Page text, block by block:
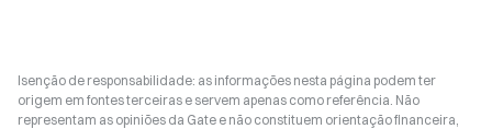
Isenção de responsabilidade: as informações nesta página podem ter
origem em fontes terceiras e servem apenas como referência. Não
representam as opiniões da Gate e não constituem orientação financeira,